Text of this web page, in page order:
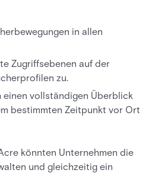
in allen
Zugriffsebenen auf der
zu.
einen vollständigen Überblick
bestimmten Zeitpunkt vor Ort
könnten Unternehmen die
und gleichzeitig ein